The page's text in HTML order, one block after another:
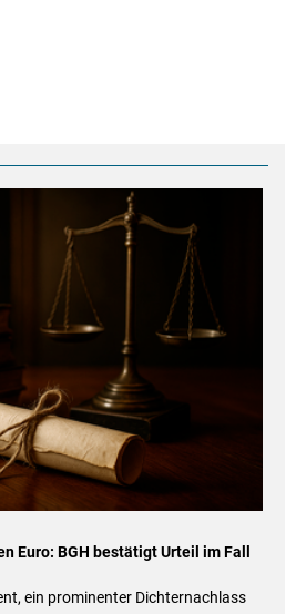
Euro: BGH bestätigt Urteil im Fall
ein prominenter Dichternachlass